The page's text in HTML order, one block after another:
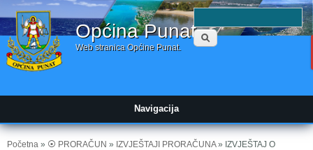
Općina Punat
Web stranica Općine Punat.
pretraživanja
Navigacija
Vi ste ovdje
Početna » ⦿ PRORAČUN » IZVJEŠTAJI PRORAČUNA» IZVJEŠTAJ O